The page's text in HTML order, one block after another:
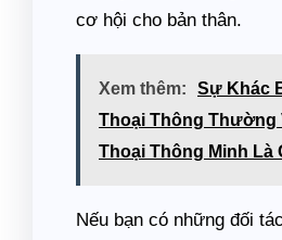
cơ hội cho bản thân.
Xem thêm:
Sự Khác
Thoại Thông Thường
Thoại Thông Minh Là
Nếu bạn có những đối